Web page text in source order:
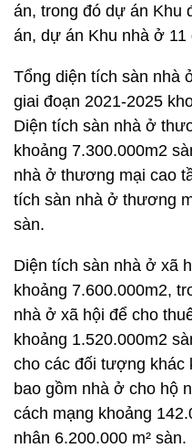
án, trong đó dự án Khu
án, dự án Khu nhà ở 11
Tổng diện tích sàn nhà
giai đoạn 2021-2025
Diện tích sàn nhà ở
khoảng 7.300.000m2
nhà ở thương mại cao
tích sàn nhà ở thương
sàn.
Diện tích sàn nhà ở xã
khoảng 7.600.000m2,
nhà ở xã hội để cho
khoảng 1.520.000m2
cho các đối tượng khác
bao gồm nhà ở cho hộ
cách mạng khoảng
nhân 6.200.000 m²